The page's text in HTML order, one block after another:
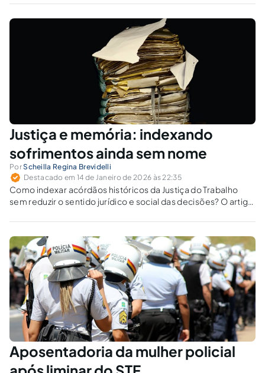
Justiça e memória: indexando
sofrimentos ainda sem nome
PorScheilla Regina Brevidelli
Destacado em 14 de Janeiro de 2026 às 22:35
Como indexar acórdãos históricos da Justiça do Trabalho
sem reduzir o sentido jurídico e social das decisões? O artigo
justa causa, assédio moral e assédio sexual antes da
Constituição de 1988.
Aposentadoria da mulher policial